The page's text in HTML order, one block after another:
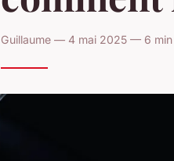
Guillaume — 4 mai 2025 — 6